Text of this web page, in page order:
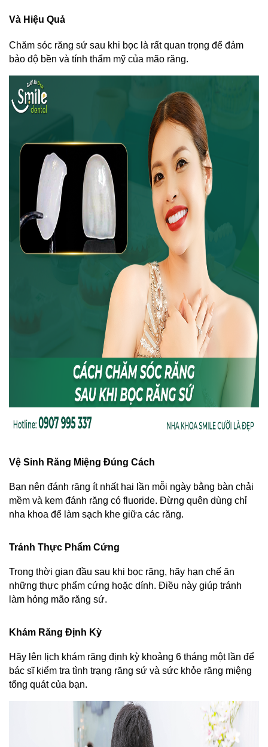
Và Hiệu Quả
Chăm sóc răng sứ sau khi bọc là rất quan trọng để đảm
bảo độ bền và tính thẩm mỹ của mão răng.
Vệ Sinh Răng Miệng Đúng Cách
Bạn nên đánh răng ít nhất hai lần mỗi ngày bằng bàn chải
mềm và kem đánh răng có fluoride. Đừng quên dùng chỉ
nha khoa để làm sạch khe giữa các răng.
Tránh Thực Phẩm Cứng
Trong thời gian đầu sau khi bọc răng, hãy hạn chế ăn
những thực phẩm cứng hoặc dính. Điều này giúp tránh
làm hỏng mão răng sứ.
Khám Răng Định Kỳ
Hãy lên lịch khám răng định kỳ khoảng 6 tháng một lần để
bác sĩ kiểm tra tình trạng răng sứ và sức khỏe răng miệng
tổng quát của bạn.